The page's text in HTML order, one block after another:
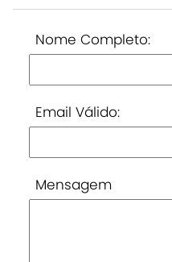
Nome Completo:
Email Válido:
Mensagem